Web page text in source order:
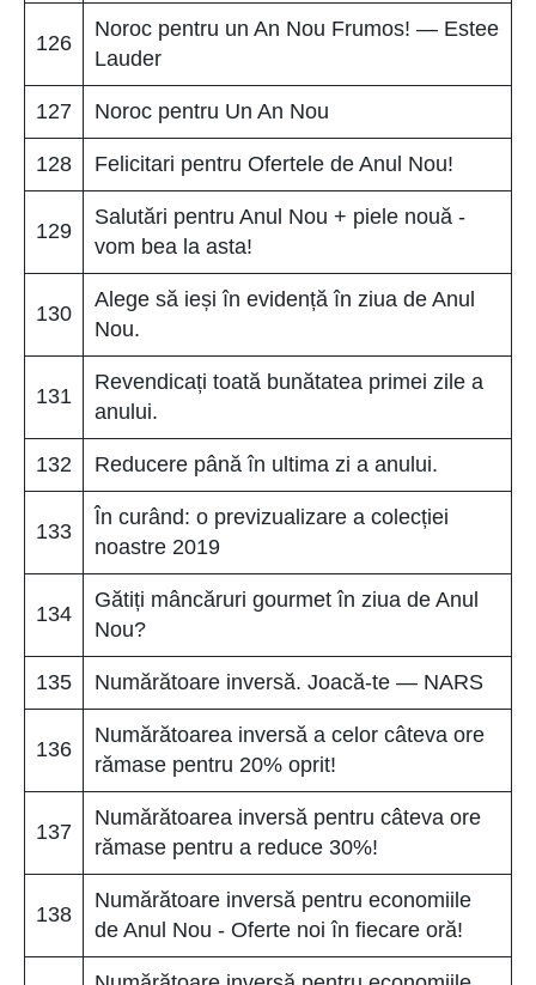
126
Noroc pentru un An Nou Frumos! — Estee
Lauder
127 Noroc pentru Un An Nou
128 Felicitari pentru Ofertele de Anul Nou!
129
Salutări pentru Anul Nou + piele nouă -
vom bea la asta!
130
Alege să ieși în evidență în ziua de Anul
Nou.
131
Revendicați toată bunătatea primei zile a
anului.
132 Reducere până în ultima zi a anului.
133
În curând: o previzualizare a colecției
noastre 2019
134
Gătiți mâncăruri gourmet în ziua de Anul
Nou?
135 Numărătoare inversă. Joacă-te — NARS
136
Numărătoarea inversă a celor câteva ore
rămase pentru 20% oprit!
137
Numărătoarea inversă pentru câteva ore
rămase pentru a reduce 30%!
138
Numărătoare inversă pentru economiile
de Anul Nou - Oferte noi în fiecare oră!